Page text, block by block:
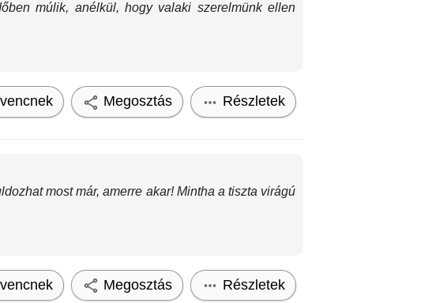
múlik, anélkül, hogy valaki szerelmünk ellen
Megosztás Részletek
most már, amerre akar! Mintha a tiszta virágú
Megosztás Részletek